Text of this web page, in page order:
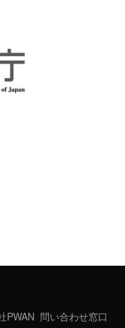
PWAN 問い合わせ窓口